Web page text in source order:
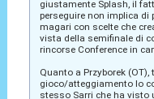
giustamente Splash, il
perseguire non implica di
magari con scelte che
vista della semifinale di
rincorse Conference in
Quanto a Przyborek
gioco/atteggiamento lo
stesso Sarri che ha visto